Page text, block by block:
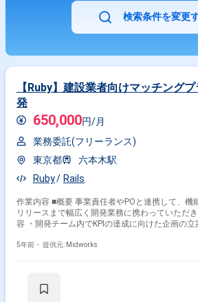
検索条件を変更
【Ruby】建設業者向けマッチング
発
650,000円/月
業務委託(フリーランス)
東京都
六本木駅
Ruby
Rails
作業内容 ■概要 事業責任者やPOと連携して、機
リリースまで幅広く開発業務に携わっていただきます。 ■具体的
容 ・開発チーム内でKPIの達成に向けた企画の立
内で分析し、再度改善をかけていくことも行い
ームワーク：Ruby on Rails 6.1.4 React 16.8.6
5年前・ 提供元: Midworks